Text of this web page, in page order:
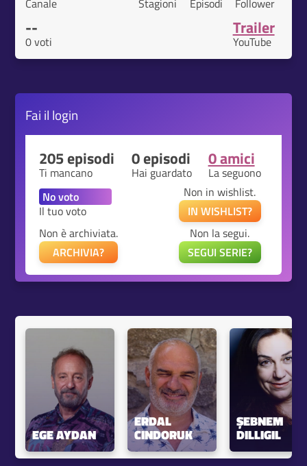
Canale Stagioni Episodi Follower
--
0 voti
Trailer
YouTube
Fai il login
205 episodi
Ti mancano
0 episodi
Hai guardato
0 amici
La seguono
Il tuo voto
Non in wishlist.
IN WISHLIST?
Non è archiviata.
ARCHIVIA?
Non la segui.
SEGUI SERIE?
EGE AYDAN
ERDAL
CINDORUK
ŞEBNEM
DILLIGIL